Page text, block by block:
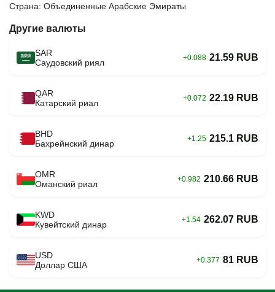
Страна: Объединенные Арабские Эмираты
Другие валюты
SAR
Саудовский риял
+0.088 21.59 RUB
QAR
Катарский риал
+0.072 22.19 RUB
BHD
Бахрейнский динар
+1.25 215.1 RUB
OMR
Оманский риал
+0.982 210.66 RUB
KWD
Кувейтский динар
+1.54 262.07 RUB
USD
Доллар США
+0.377 81 RUB